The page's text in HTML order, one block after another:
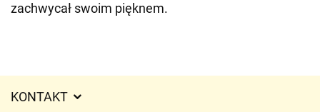
zachwycał swoim pięknem.
KONTAKT